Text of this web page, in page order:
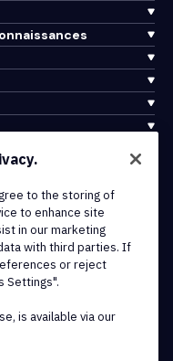
to the storing of
to enhance site
in our marketing
with third parties. If
or reject
Settings".
is available via our